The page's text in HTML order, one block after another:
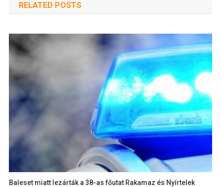
RELATED POSTS
Baleset miatt lezárták a 38-as főutat Rakamaz és Nyírtelek